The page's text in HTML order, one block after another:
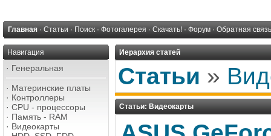
Главная · Статьи · Поиск · Фотогалерея · Скачать! · Форум · Обратная связь
Навигация
· Генеральная
· Материнские платы
· Контроллеры
· CPU - процессоры
· Память - RAM
· Видеокарты
Иерархия статей
Статьи »
Статьи: Видеокарты